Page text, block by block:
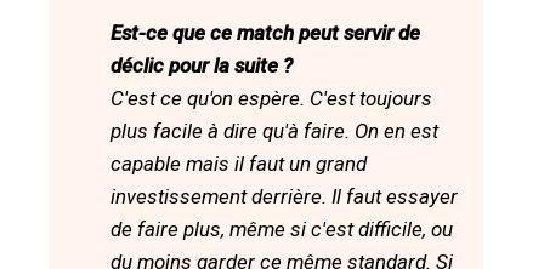
Est-ce que ce match peut servir de
déclic pour la suite ?
C'est ce qu'on espère. C'est toujours
plus facile à dire qu'à faire. On en est
capable mais il faut un grand
investissement derrière. Il faut essayer
de faire plus, même si c'est difficile, ou
du moins garder ce même standard. Si